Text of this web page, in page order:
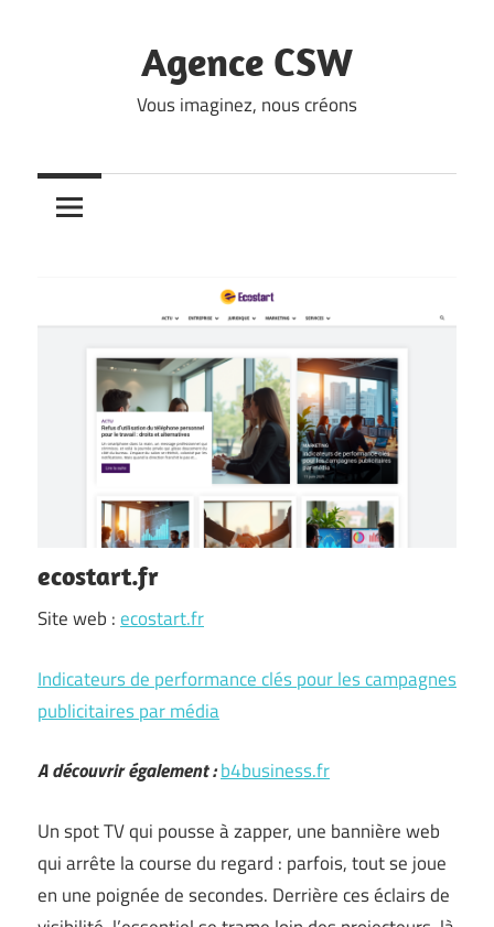
Agence CSW
Vous imaginez, nous créons
ecostart.fr
Site web :ecostart.fr
Indicateurs de performance clés pour les campagnes
publicitaires par média
A découvrir également :b4business.fr
Un spot TV qui pousse à zapper, une bannière web
qui arrête la course du regard : parfois, tout se joue
en une poignée de secondes. Derrière ces éclairs de